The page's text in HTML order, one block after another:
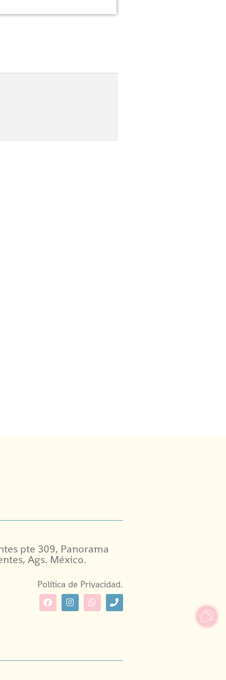
pte 309, Panorama
Ags. México.
Política de Privacidad.